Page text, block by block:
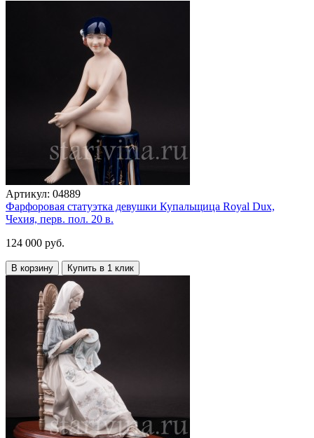
Артикул: 04889
Фарфоровая статуэтка девушки Купальщица Royal Dux,
Чехия, перв. пол. 20 в.
124 000 руб.
В корзину Купить в 1 клик